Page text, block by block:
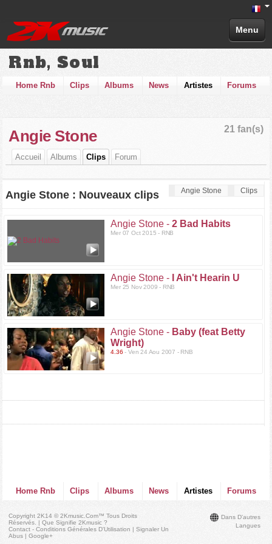
Menu
Rnb, Soul
Home Rnb Clips Albums News Artistes Forums
21 fan(s)
Angie Stone
Accueil Albums Clips Forum
Angie Stone Clips
Angie Stone : Nouveaux clips
Angie Stone -2 Bad Habits
Mer 07 Oct 2015 - RNB
Angie Stone - I Ain't Hearin U
Mer 25 Nov 2009 - RNB
Angie Stone - Baby (feat Betty
Wright)
4.36 - Ven 24 Aou 2007 - RNB
Home Rnb Clips Albums News Artistes Forums
Dans D'autres
Langues
Copyright 2K14 © 2Kmusic.com™Tous Droits
Réservés . |Que Signifie 2Kmusic ?
Contact - Conditions Générales D'Utilisation |Signaler Un
Abus |Google+